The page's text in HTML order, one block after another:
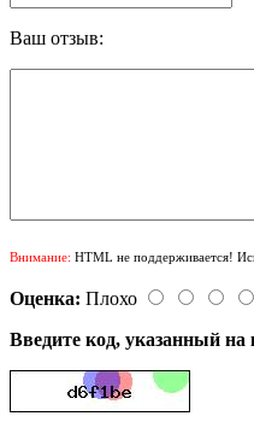
Ваш отзыв:
Внимание: HTML не поддерживается!
Оценка: Плохо
Введите код, указанный на